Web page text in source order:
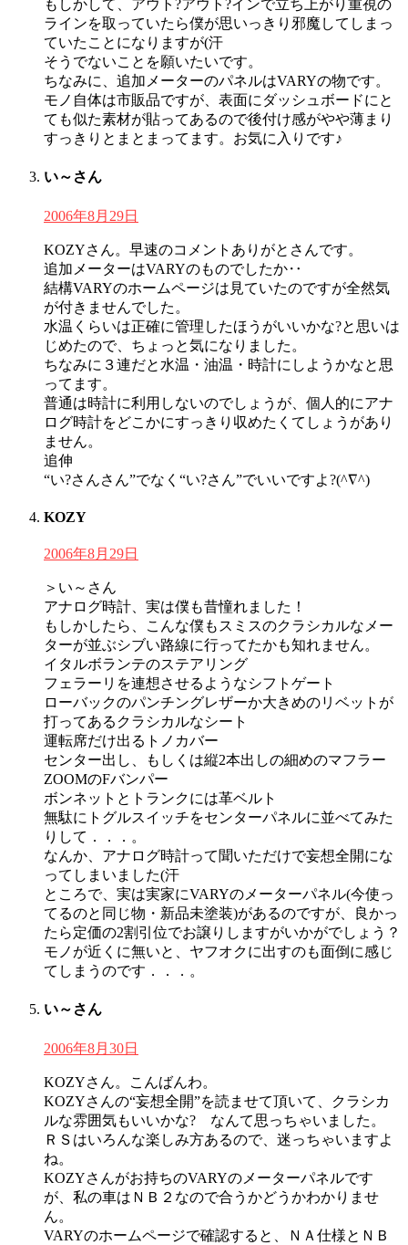
もしかして、アウト?アウト?インで立ち上がり重視の
ラインを取っていたら僕が思いっきり邪魔してしまっ
ていたことになりますが(汗
そうでないことを願いたいです。
ちなみに、追加メーターのパネルはVARYの物です。
モノ自体は市販品ですが、表面にダッシュボードにと
ても似た素材が貼ってあるので後付け感がやや薄まり
すっきりとまとまってます。お気に入りです♪
い～さん
2006年8月29日
KOZYさん。早速のコメントありがとさんです。
追加メーターはVARYのものでしたか‥
結構VARYのホームページは見ていたのですが全然気
が付きませんでした。
水温くらいは正確に管理したほうがいいかな?と思いは
じめたので、ちょっと気になりました。
ちなみに３連だと水温・油温・時計にしようかなと思
ってます。
普通は時計に利用しないのでしょうが、個人的にアナ
ログ時計をどこかにすっきり収めたくてしょうがあり
ません。
追伸
“い?さんさん”でなく“い?さん”でいいですよ?(^∇^)
KOZY
2006年8月29日
＞い～さん
アナログ時計、実は僕も昔憧れました！
もしかしたら、こんな僕もスミスのクラシカルなメー
ターが並ぶシブい路線に行ってたかも知れません。
イタルボランテのステアリング
フェラーリを連想させるようなシフトゲート
ローバックのパンチングレザーか大きめのリベットが
打ってあるクラシカルなシート
運転席だけ出るトノカバー
センター出し、もしくは縦2本出しの細めのマフラー
ZOOMのFバンパー
ボンネットとトランクには革ベルト
無駄にトグルスイッチをセンターパネルに並べてみた
りして．．．。
なんか、アナログ時計って聞いただけで妄想全開にな
ってしまいました(汗
ところで、実は実家にVARYのメーターパネル(今使っ
てるのと同じ物・新品未塗装)があるのですが、良かっ
たら定価の2割引位でお譲りしますがいかがでしょう？
モノが近くに無いと、ヤフオクに出すのも面倒に感じ
てしまうのです．．．。
い～さん
2006年8月30日
KOZYさん。こんばんわ。
KOZYさんの“妄想全開”を読ませて頂いて、クラシカ
ルな雰囲気もいいかな? なんて思っちゃいました。
ＲＳはいろんな楽しみ方あるので、迷っちゃいますよ
ね。
KOZYさんがお持ちのVARYのメーターパネルです
が、私の車はＮＢ２なので合うかどうかわかりませ
ん。
VARYのホームページで確認すると、ＮＡ仕様とＮＢ